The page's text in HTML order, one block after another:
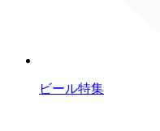
ビール特集